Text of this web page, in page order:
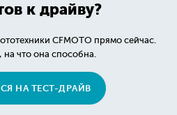
к драйву?
CFMOTO прямо сейчас.
на что она способна.
НА ТЕСТ-ДРАЙВ